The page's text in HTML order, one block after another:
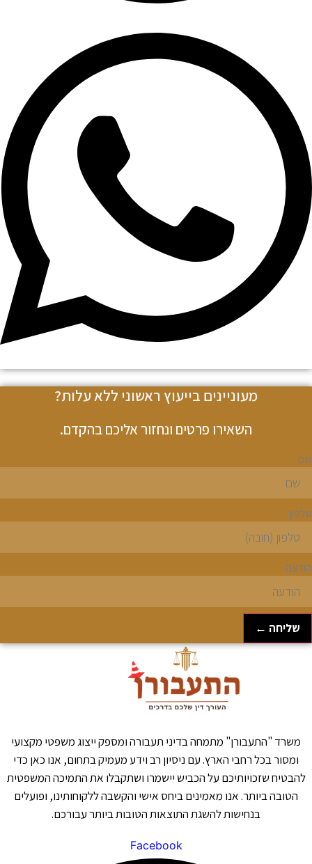
מעוניינים בייעוץ ראשוני ללא עלות?
השאירו פרטים ונחזור אליכם בהקדם.
שליחה ←
משרד "התעבורן" מתמחה בדיני תעבורה ומספק ייצוג משפטי מקצועי
ומסור בכל רחבי הארץ. עם ניסיון רב וידע מעמיק בתחום, אנו כאן כדי
להבטיח שזכויותיכם על הכביש יישמרו ושתקבלו את התמיכה המשפטית
הטובה ביותר. אנו מאמינים ביחס אישי והקשבה ללקוחותינו, ופועלים
בנחישות להשגת התוצאות הטובות ביותר עבורכם.
Facebook